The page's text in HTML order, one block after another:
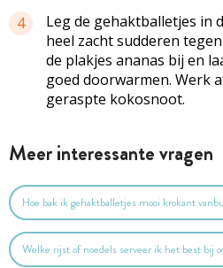
4
Leg de gehaktballetjes in
heel zacht sudderen
de plakjes ananas bij en
goed doorwarmen. Werk
geraspte kokosnoot.
Meer interessante vragen
Hoe bak ik gehaktballetjes mooi krokant
Welke rijst of noedels serveer ik het best bij